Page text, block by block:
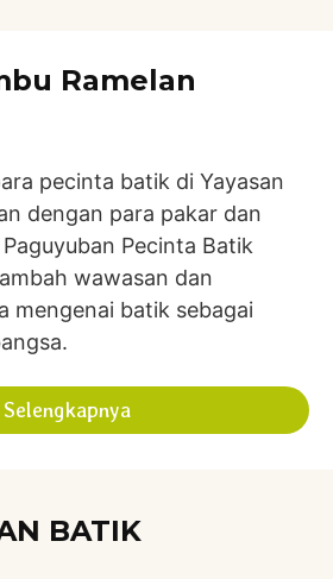
Ramelan
pecinta batik di Yayasan
dengan para pakar dan
Pecinta Batik
wawasan dan
mengenai batik sebagai
Selengkapnya
BATIK